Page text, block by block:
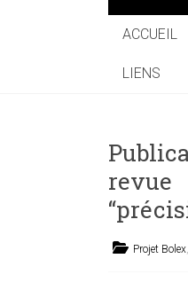
ACCUEIL
LIENS
revue
Projet Bolex,